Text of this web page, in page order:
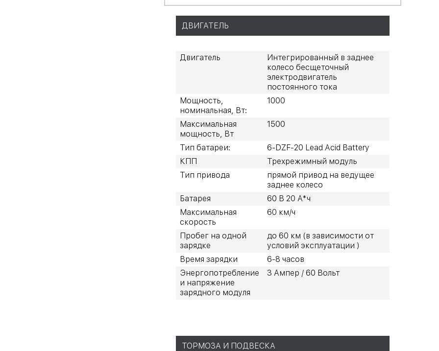
ДВИГАТЕЛЬ
Двигатель
Интегрированный в заднее
колесо бесщеточный
электродвигатель
постоянного тока
Мощность,
номинальная, Вт:
1000
Максимальная
мощность, Вт
1500
Тип батареи:
6-DZF-20 Lead Acid Battery
КПП
Трехрежимный модуль
Тип привода
прямой привод на ведущее
заднее колесо
Батарея
60 В 20 А*ч
Максимальная
скорость
60 км/ч
Пробег на одной
зарядке
до 60 км (в зависимости от
условий эксплуатации )
Время зарядки
6-8 часов
Энергопотребление
и напряжение
зарядного модуля
3 Ампер / 60 Вольт
ТОРМОЗА И ПОДВЕСКА